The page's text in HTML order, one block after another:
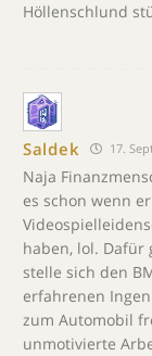
Höllenschlund
Saldek 17.
Naja
es schon wenn
haben, lol. Dafür
stelle sich den
erfahrenen
zum Automobil
unmotivierte